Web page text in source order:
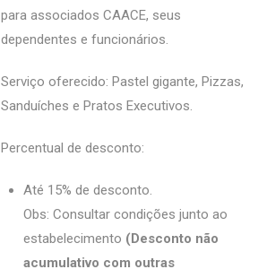
para associados CAACE, seus
dependentes e funcionários.
Serviço oferecido: Pastel gigante, Pizzas,
Sanduíches e Pratos Executivos.
Percentual de desconto:
Até 15% de desconto.
Obs: Consultar condições junto ao
estabelecimento (Desconto não
acumulativo com outras